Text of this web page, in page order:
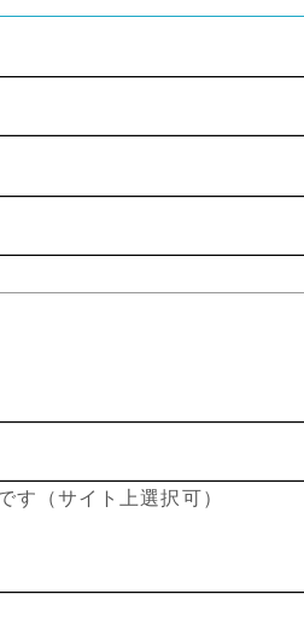
（サイト上選択可）